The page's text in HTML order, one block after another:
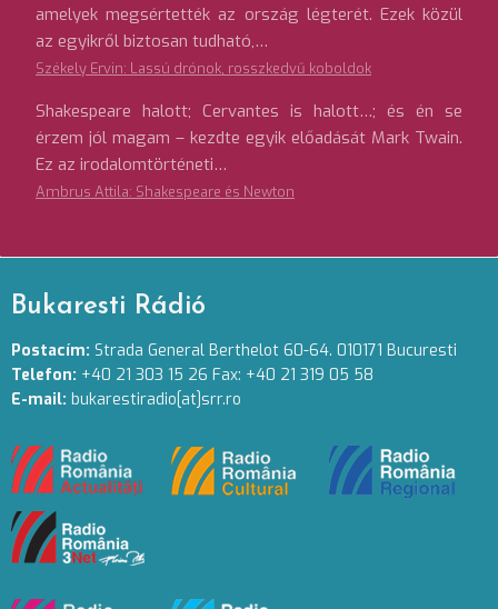
amelyek megsértették az ország légterét. Ezek közül
az egyikről biztosan tudható,…
Székely Ervin: Lassú drónok, rosszkedvű koboldok
Shakespeare halott; Cervantes is halott…; és én se
érzem jól magam – kezdte egyik előadását Mark Twain.
Ez az irodalomtörténeti…
Ambrus Attila: Shakespeare és Newton
Bukaresti Rádió
Postacím: Strada General Berthelot 60-64. 010171 Bucuresti
Telefon: +40 21 303 15 26 Fax: +40 21 319 05 58
E-mail: bukarestiradio[at]srr.ro